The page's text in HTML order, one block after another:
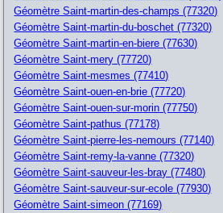
Géomètre Saint-martin-des-champs (77320)
Géomètre Saint-martin-du-boschet (77320)
Géomètre Saint-martin-en-biere (77630)
Géomètre Saint-mery (77720)
Géomètre Saint-mesmes (77410)
Géomètre Saint-ouen-en-brie (77720)
Géomètre Saint-ouen-sur-morin (77750)
Géomètre Saint-pathus (77178)
Géomètre Saint-pierre-les-nemours (77140)
Géomètre Saint-remy-la-vanne (77320)
Géomètre Saint-sauveur-les-bray (77480)
Géomètre Saint-sauveur-sur-ecole (77930)
Géomètre Saint-simeon (77169)